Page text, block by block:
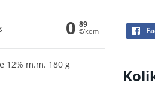
0 89
€/kom
12% m.m. 180 g